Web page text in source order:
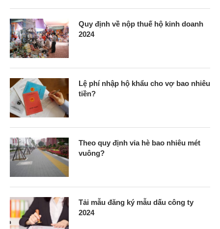
Quy định về nộp thuế hộ kinh doanh
2024
Lệ phí nhập hộ khẩu cho vợ bao nhiêu
tiền?
Theo quy định vỉa hè bao nhiêu mét
vuông?
Tải mẫu đăng ký mẫu dấu công ty
2024